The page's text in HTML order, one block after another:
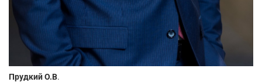
Прудкий О.В.